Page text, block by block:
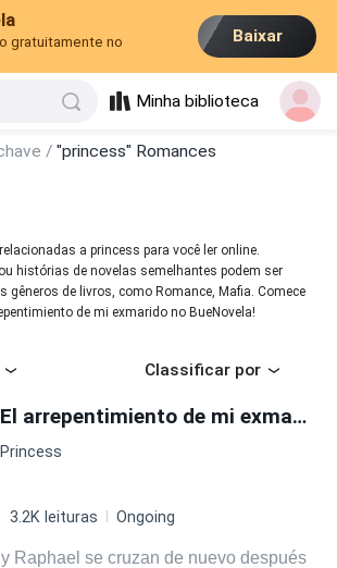
gratuitamente no
Baixar
Minha biblioteca
/"princess" Romances
a princess para você ler online.
histórias de novelas semelhantes podem ser
gêneros de livros, como Romance, Mafia. Comece
de mi exmarido no BueNovela!
Classificar por
El arrepentimiento de mi exmarido
Princess
3.2K leituras Ongoing
Raphael se cruzan de nuevo después